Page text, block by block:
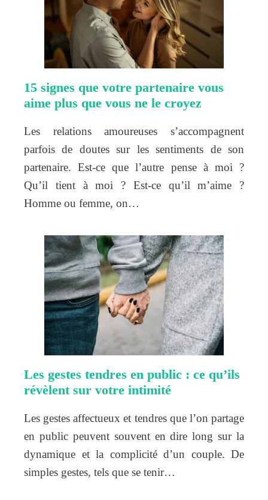
15 signes que votre partenaire vous
aime plus que vous ne le croyez
Les relations amoureuses s’accompagnent
parfois de doutes sur les sentiments de son
partenaire. Est-ce que l’autre pense à moi ?
Qu’il tient à moi ? Est-ce qu’il m’aime ?
Homme ou femme, on…
Les gestes tendres en public : ce qu’ils
révèlent sur votre intimité
Les gestes affectueux et tendres que l’on partage
en public peuvent souvent en dire long sur la
dynamique et la complicité d’un couple. De
simples gestes, tels que se tenir…